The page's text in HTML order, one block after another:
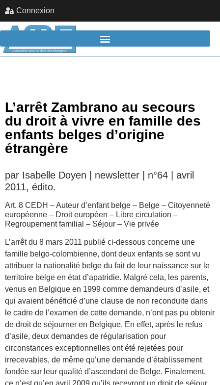
Connexion
L’arrêt Zambrano au secours
du droit à vivre en famille des
enfants belges d’origine
étrangère
par Isabelle Doyen | newsletter | n°64 | avril
2011, édito.
Art. 8 CEDH – Auteur d’enfant belge – Belge – Citoyenneté
européenne – Droit européen – Libre circulation –
Regroupement familial – Séjour – Vie privée
L’arrêt du 8 mars 2011 publié ci-dessous concerne une
famille belgo-colombienne, dont deux enfants se sont vu
attribuer la nationalité belge du fait de leur naissance sur le
territoire belge en état d’apatridie. Malgré cela, les parents,
venus en Belgique en 1999 comme demandeurs d’asile, et
qui avaient bénéficié d’une clause de non reconduite dans
le cadre de l’examen de cette demande, n’ont pas pu obtenir
de droit de séjourner en Belgique. En effet, après le refus
d’asile, deux demandes de régularisation pour
circonstances exceptionnelles ont été rejetées pour
irrecevables, de même qu’une demande d’établissement
fondée sur leur qualité d’ascendant de Belge. Finalement,